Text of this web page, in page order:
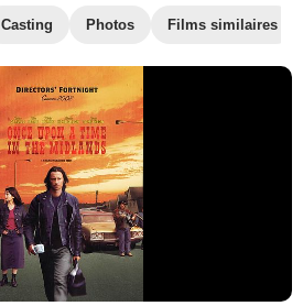
Casting Photos Films similaires